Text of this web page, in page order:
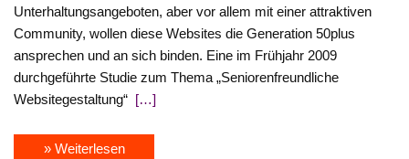
Unterhaltungsangeboten, aber vor allem mit einer attraktiven
Community, wollen diese Websites die Generation 50plus
ansprechen und an sich binden. Eine im Frühjahr 2009
durchgeführte Studie zum Thema „Seniorenfreundliche
Websitegestaltung“ […]
» Weiterlesen